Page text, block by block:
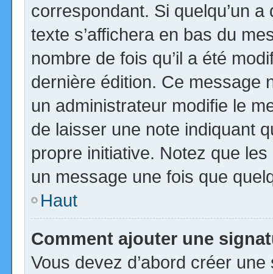
correspondant. Si quelqu’un
texte s’affichera en bas du
nombre de fois qu’il a été
dernière édition. Ce message
un administrateur modifie le
de laisser une note indiquant
propre initiative. Notez que
un message une fois que
Haut
Comment ajouter une
Vous devez d’abord créer